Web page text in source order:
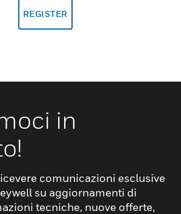
REGISTER
in
comunicazioni esclusive
su aggiornamenti di
tecniche, nuove offerte,